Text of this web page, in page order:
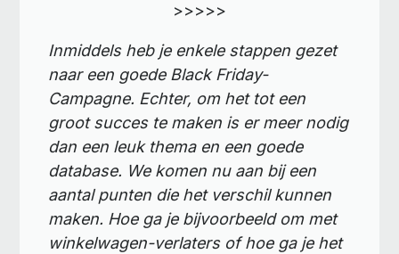
>>>>>
Inmiddels heb je enkele stappen gezet
naar een goede Black Friday-
Campagne. Echter, om het tot een
groot succes te maken is er meer nodig
dan een leuk thema en een goede
database. We komen nu aan bij een
aantal punten die het verschil kunnen
maken. Hoe ga je bijvoorbeeld om met
winkelwagen-verlaters of hoe ga je het